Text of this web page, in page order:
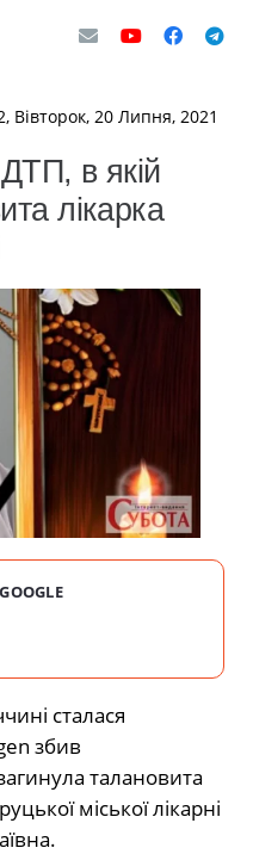
Вівторок, 20 Липня, 2021
в якій
лікарка
сталася
збив
талановита
міської лікарні